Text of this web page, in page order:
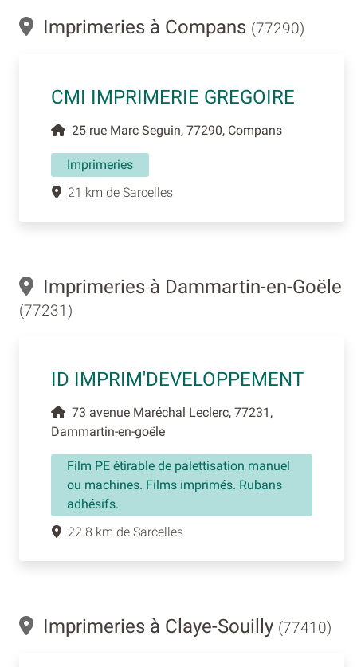
Imprimeries à Compans (77290)
CMI IMPRIMERIE GREGOIRE
25 rue Marc Seguin, 77290, Compans
Imprimeries
21 km de Sarcelles
Imprimeries à Dammartin-en-Goële
(77231)
ID IMPRIM'DEVELOPPEMENT
73 avenue Maréchal Leclerc, 77231,
Dammartin-en-goële
Film PE étirable de palettisation manuel
ou machines. Films imprimés. Rubans
adhésifs.
22.8 km de Sarcelles
Imprimeries à Claye-Souilly (77410)